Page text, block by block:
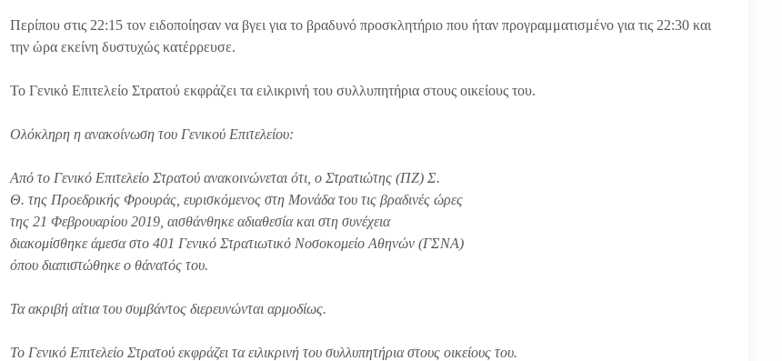
Περίπου στις 22:15 τον ειδοποίησαν να βγει για το βραδυνό προσκλητήριο που ήταν προγραμματισμένο για τις 22:30 και
την ώρα εκείνη δυστυχώς κατέρρευσε.
Το Γενικό Επιτελείο Στρατού εκφράζει τα ειλικρινή του συλλυπητήρια στους οικείους του.
Ολόκληρη η ανακοίνωση του Γενικού Επιτελείου:
Από το Γενικό Επιτελείο Στρατού ανακοινώνεται ότι, ο Στρατιώτης (ΠΖ) Σ.
Θ. της Προεδρικής Φρουράς, ευρισκόμενος στη Μονάδα του τις βραδινές ώρες
της 21 Φεβρουαρίου 2019, αισθάνθηκε αδιαθεσία και στη συνέχεια
διακομίσθηκε άμεσα στο 401 Γενικό Στρατιωτικό Νοσοκομείο Αθηνών (ΓΣΝΑ)
όπου διαπιστώθηκε ο θάνατός του.
Τα ακριβή αίτια του συμβάντος διερευνώνται αρμοδίως.
Το Γενικό Επιτελείο Στρατού εκφράζει τα ειλικρινή του συλλυπητήριαστους οικείους του.